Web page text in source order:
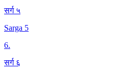
सर्ग ५
Sarga 5
6.
सर्ग ६